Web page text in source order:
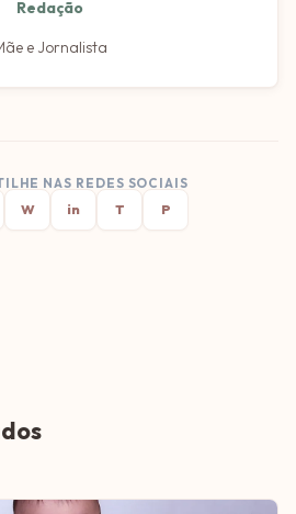
Redação
e Jornalista
NAS REDES SOCIAIS
W in T P